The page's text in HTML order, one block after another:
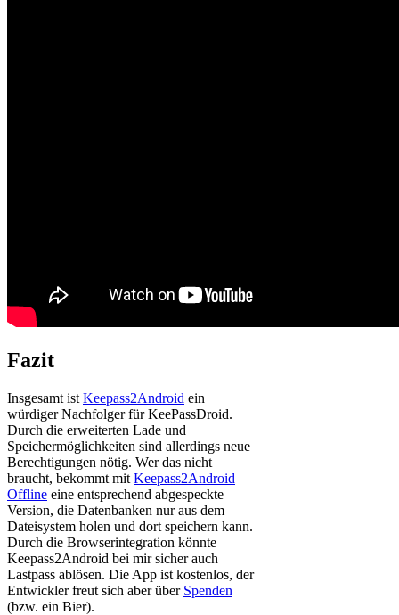
Fazit
Insgesamt ist Keepass2Android ein
würdiger Nachfolger für KeePassDroid.
Durch die erweiterten Lade und
Speichermöglichkeiten sind allerdings neue
Berechtigungen nötig. Wer das nicht
braucht, bekommt mit Keepass2Android
Offline eine entsprechend abgespeckte
Version, die Datenbanken nur aus dem
Dateisystem holen und dort speichern kann.
Durch die Browserintegration könnte
Keepass2Android bei mir sicher auch
Lastpass ablösen. Die App ist kostenlos, der
Entwickler freut sich aber über Spenden
(bzw. ein Bier).